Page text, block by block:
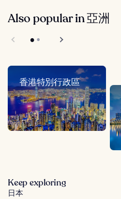
Also popular in 亞洲
香港特別行政區
Keep exploring
日本